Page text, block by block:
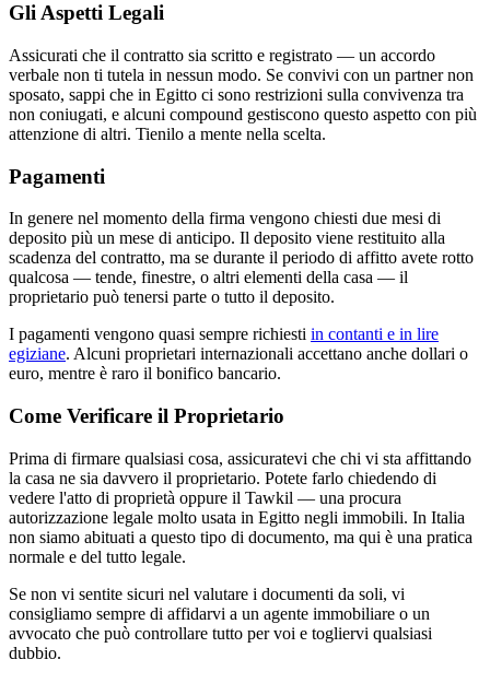
Gli Aspetti Legali
Assicurati che il contratto sia scritto e registrato — un accordo
verbale non ti tutela in nessun modo. Se convivi con un partner non
sposato, sappi che in Egitto ci sono restrizioni sulla convivenza tra
non coniugati, e alcuni compound gestiscono questo aspetto con più
attenzione di altri. Tienilo a mente nella scelta.
Pagamenti
In genere nel momento della firma vengono chiesti due mesi di
deposito più un mese di anticipo. Il deposito viene restituito alla
scadenza del contratto, ma se durante il periodo di affitto avete rotto
qualcosa — tende, finestre, o altri elementi della casa — il
proprietario può tenersi parte o tutto il deposito.
I pagamenti vengono quasi sempre richiesti in contanti e in lire
egiziane. Alcuni proprietari internazionali accettano anche dollari o
euro, mentre è raro il bonifico bancario.
Come Verificare il Proprietario
Prima di firmare qualsiasi cosa, assicuratevi che chi vi sta affittando
la casa ne sia davvero il proprietario. Potete farlo chiedendo di
vedere l'atto di proprietà oppure il Tawkil — una procura
autorizzazione legale molto usata in Egitto negli immobili. In Italia
non siamo abituati a questo tipo di documento, ma qui è una pratica
normale e del tutto legale.
Se non vi sentite sicuri nel valutare i documenti da soli, vi
consigliamo sempre di affidarvi a un agente immobiliare o un
avvocato che può controllare tutto per voi e togliervi qualsiasi
dubbio.